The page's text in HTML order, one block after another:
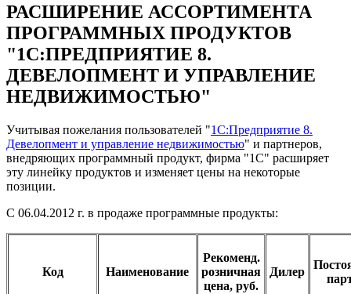
РАСШИРЕНИЕ АССОРТИМЕНТА
ПРОГРАММНЫХ ПРОДУКТОВ
"1С:ПРЕДПРИЯТИЕ 8.
ДЕВЕЛОПМЕНТ И УПРАВЛЕНИЕ
НЕДВИЖИМОСТЬЮ"
Учитывая пожелания пользователей "1С:Предприятие 8.
Девелопмент и управление недвижимостью" и партнеров,
внедряющих программный продукт, фирма "1С" расширяет
эту линейку продуктов и изменяет цены на некоторые
позиции.
С 06.04.2012 г. в продаже программные продукты:
Код Наименование
Рекоменд.
розничная
цена, руб.
Дилер